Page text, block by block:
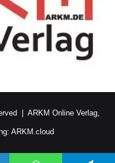
| ARKM Online Verlag,
ARKM.cloud